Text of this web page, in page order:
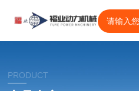
PRODUCT